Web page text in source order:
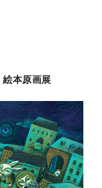
絵本原画展